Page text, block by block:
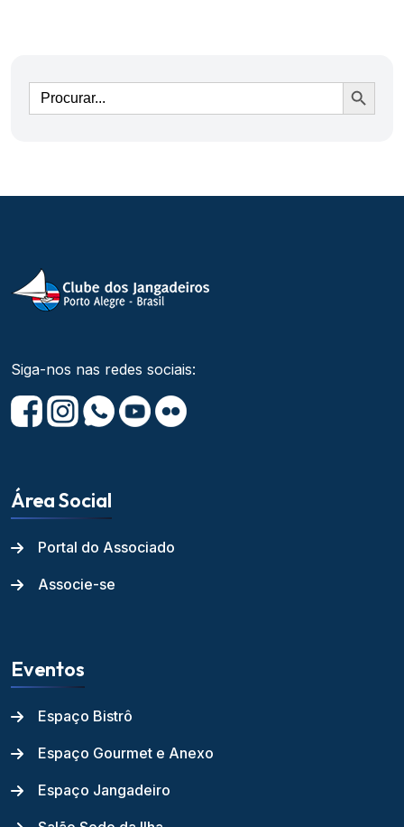
Ir
Siga-nos nas redes sociais:
Área Social
Portal do Associado
Associe-se
Eventos
Espaço Bistrô
Espaço Gourmet e Anexo
Espaço Jangadeiro